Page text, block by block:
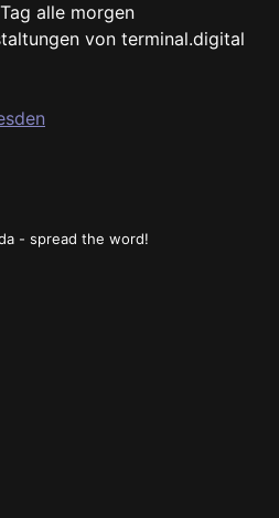
alle morgen
von terminal.digital
- spread the word!